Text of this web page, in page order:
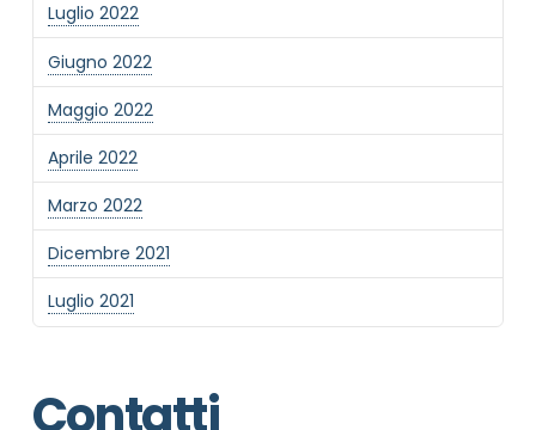
Luglio 2022
Giugno 2022
Maggio 2022
Aprile 2022
Marzo 2022
Dicembre 2021
Luglio 2021
Contatti